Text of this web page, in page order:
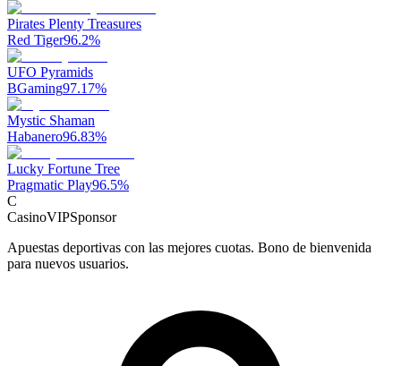
Pirates Plenty Treasures
Red Tiger96.2%
UFO Pyramids
BGaming97.17%
Mystic Shaman
Habanero96.83%
Lucky Fortune Tree
Pragmatic Play96.5%
C
CasinoVIPSponsor
Apuestas deportivas con las mejores cuotas. Bono de bienvenida
para nuevos usuarios.